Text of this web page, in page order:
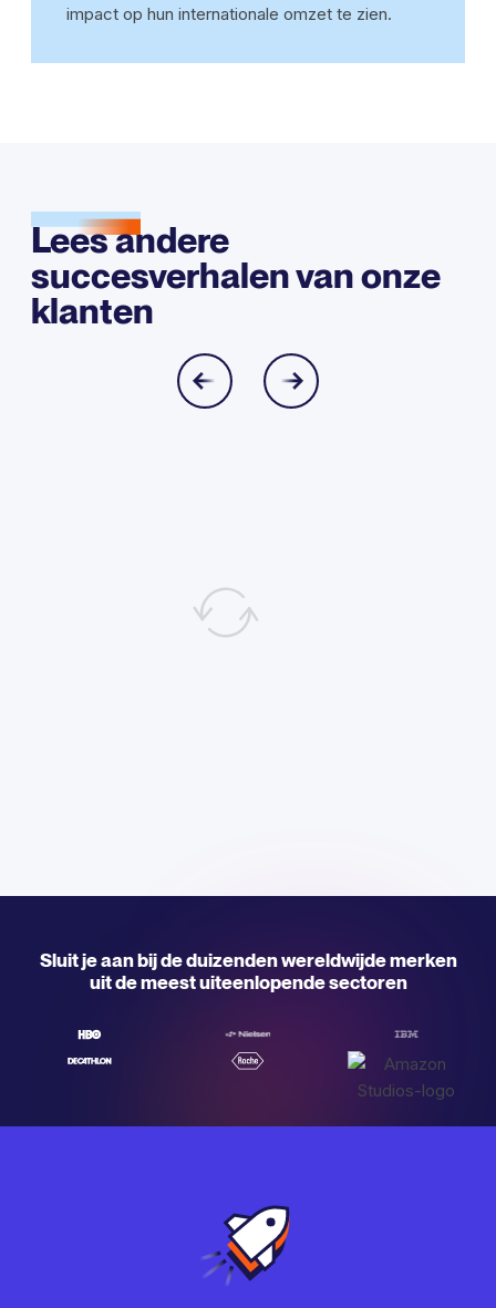
impact op hun internationale omzet te zien.
Lees andere
succesverhalen van onze
klanten
Sluit je aan bij de duizenden wereldwijde merken
uit de meest uiteenlopende sectoren